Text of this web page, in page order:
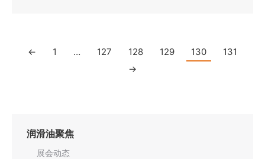
← 1 … 127 128 129 130
131
→
润滑油聚焦
展会动态